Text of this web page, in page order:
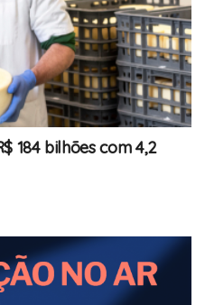
184 bilhões com 4,2